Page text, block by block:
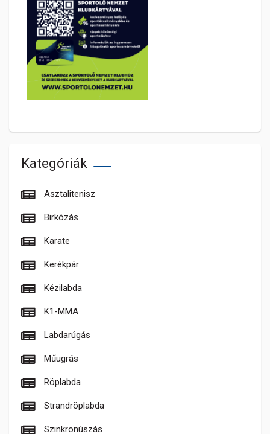
Kategóriák
Asztalitenisz
Birkózás
Karate
Kerékpár
Kézilabda
K1-MMA
Labdarúgás
Műugrás
Röplabda
Strandröplabda
Szinkronúszás